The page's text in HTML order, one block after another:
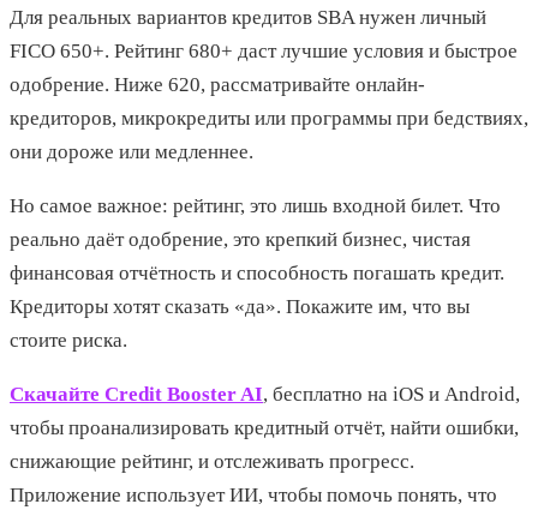
Для реальных вариантов кредитов SBA нужен личный
FICO 650+. Рейтинг 680+ даст лучшие условия и быстрое
одобрение. Ниже 620, рассматривайте онлайн-
кредиторов, микрокредиты или программы при бедствиях,
они дороже или медленнее.
Но самое важное: рейтинг, это лишь входной билет. Что
реально даёт одобрение, это крепкий бизнес, чистая
финансовая отчётность и способность погашать кредит.
Кредиторы хотят сказать «да». Покажите им, что вы
стоите риска.
Скачайте Credit Booster AI, бесплатно на iOS и Android,
чтобы проанализировать кредитный отчёт, найти ошибки,
снижающие рейтинг, и отслеживать прогресс.
Приложение использует ИИ, чтобы помочь понять, что